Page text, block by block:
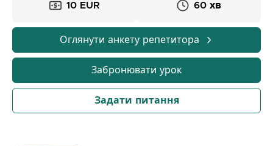
10 EUR 60 хв
Оглянути анкету репетитора
Забронювати урок
Задати питання